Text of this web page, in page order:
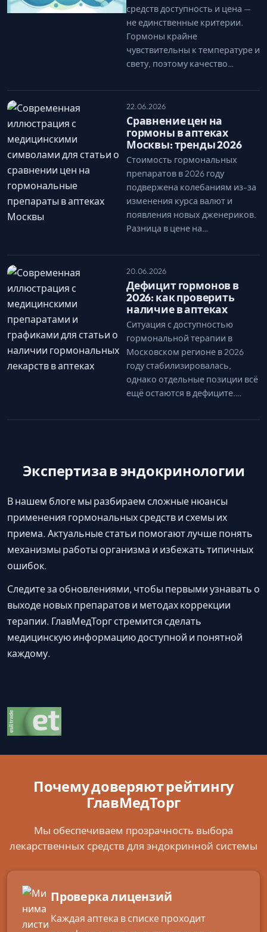
средств доступность и цена —
не единственные критерии.
Гормоны крайне
чувствительны к температуре и
свету, поэтому качество…
22.06.2026
Сравнение цен на
гормоны в аптеках
Москвы: тренды 2026
Стоимость гормональных
препаратов в 2026 году
подвержена колебаниям из-за
изменения курса валют и
появления новых дженериков.
Разница в цене на…
20.06.2026
Дефицит гормонов в
2026: как проверить
наличие в аптеках
Ситуация с доступностью
гормональной терапии в
Московском регионе в 2026
году стабилизировалась,
однако отдельные позиции всё
ещё остаются в дефиците.…
Экспертиза в эндокринологии
В нашем блоге мы разбираем сложные нюансы
применения гормональных средств и схемы их
приема. Актуальные статьи помогают лучше понять
механизмы работы организма и избежать типичных
ошибок.
Следите за обновлениями, чтобы первыми узнавать о
выходе новых препаратов и методах коррекции
терапии. ГлавМедТорг стремится сделать
медицинскую информацию доступной и понятной
каждому.
Почему доверяют рейтингу
ГлавМедТорг
Мы обеспечиваем прозрачность выбора
лекарственных средств для эндокринной системы
Проверка лицензий
Каждая аптека в списке проходит